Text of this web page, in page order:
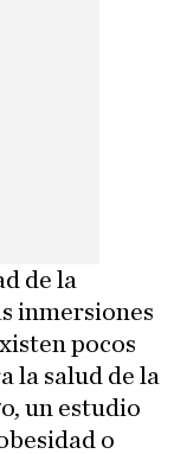
de la
inmersiones
pocos
la salud de la
un estudio
o